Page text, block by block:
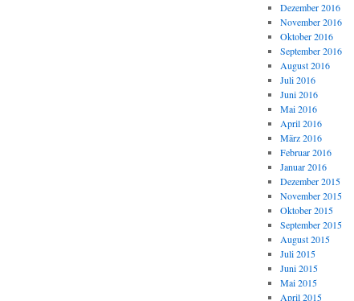
Dezember 2016
November 2016
Oktober 2016
September 2016
August 2016
Juli 2016
Juni 2016
Mai 2016
April 2016
März 2016
Februar 2016
Januar 2016
Dezember 2015
November 2015
Oktober 2015
September 2015
August 2015
Juli 2015
Juni 2015
Mai 2015
April 2015